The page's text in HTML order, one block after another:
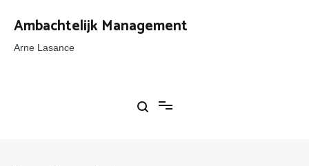
naar
inhoud
Ambachtelijk Management
Arne Lasance